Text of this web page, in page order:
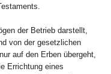
der Betrieb darstellt,
von der gesetzlichen
auf den Erben übergeht,
Errichtung eines